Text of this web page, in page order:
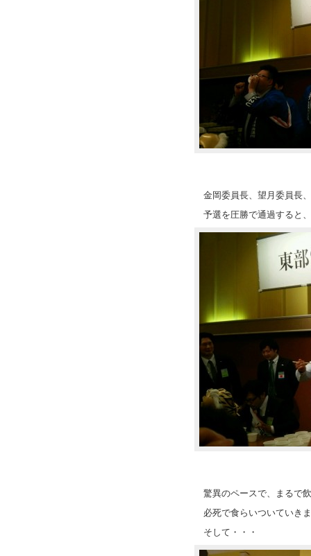
金岡委員長、望月委員長
予選を圧勝で通過すると
驚異のペースで、まるで
必死で食らいついていき
そして・・・